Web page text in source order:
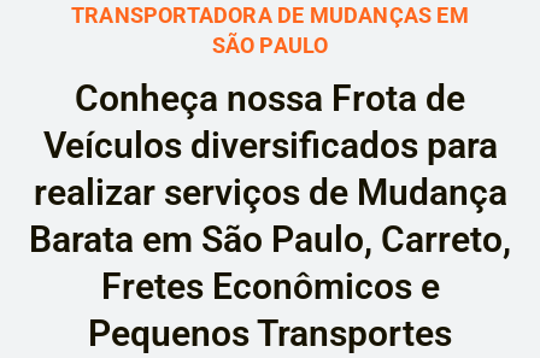
TRANSPORTADORA DE MUDANÇAS EM
SÃO PAULO
Conheça nossa Frota de
Veículos diversificados para
realizar serviços de Mudança
Barata em São Paulo, Carreto,
Fretes Econômicos e
Pequenos Transportes